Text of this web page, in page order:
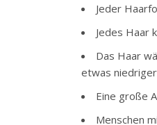
Jeder
Jedes Haar
Das Haar
etwas
Eine große
Menschen